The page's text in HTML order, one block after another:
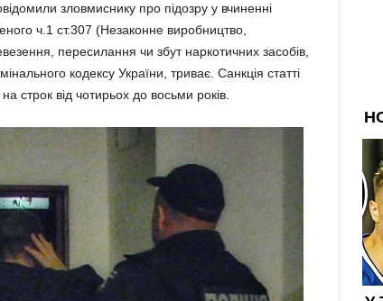
зловмиснику про підозру у вчиненні
ч.1 ст.307 (Незаконне виробництво,
пересилання чи збут наркотичних засобів,
кодексу України, триває. Санкція статті
строк від чотирьох до восьми років.